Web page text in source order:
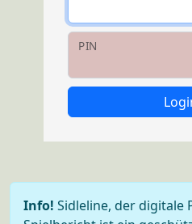
PIN
Info! Sidleline, der digitale